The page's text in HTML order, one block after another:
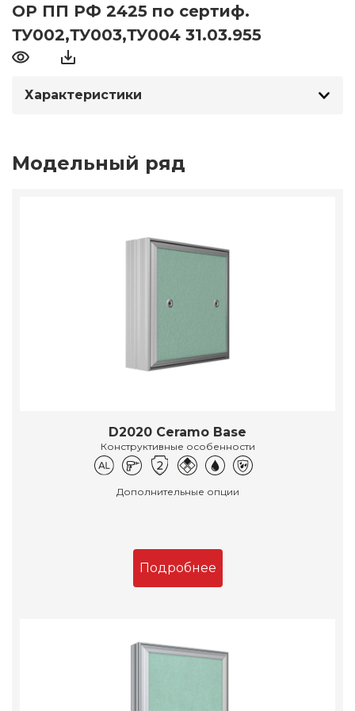
ОР ПП РФ 2425 по сертиф.
ТУ002,ТУ003,ТУ004 31.03.955
Характеристики
Модельный ряд
D2020 Ceramo Base
Конструктивные особенности
Дополнительные опции
Подробнее